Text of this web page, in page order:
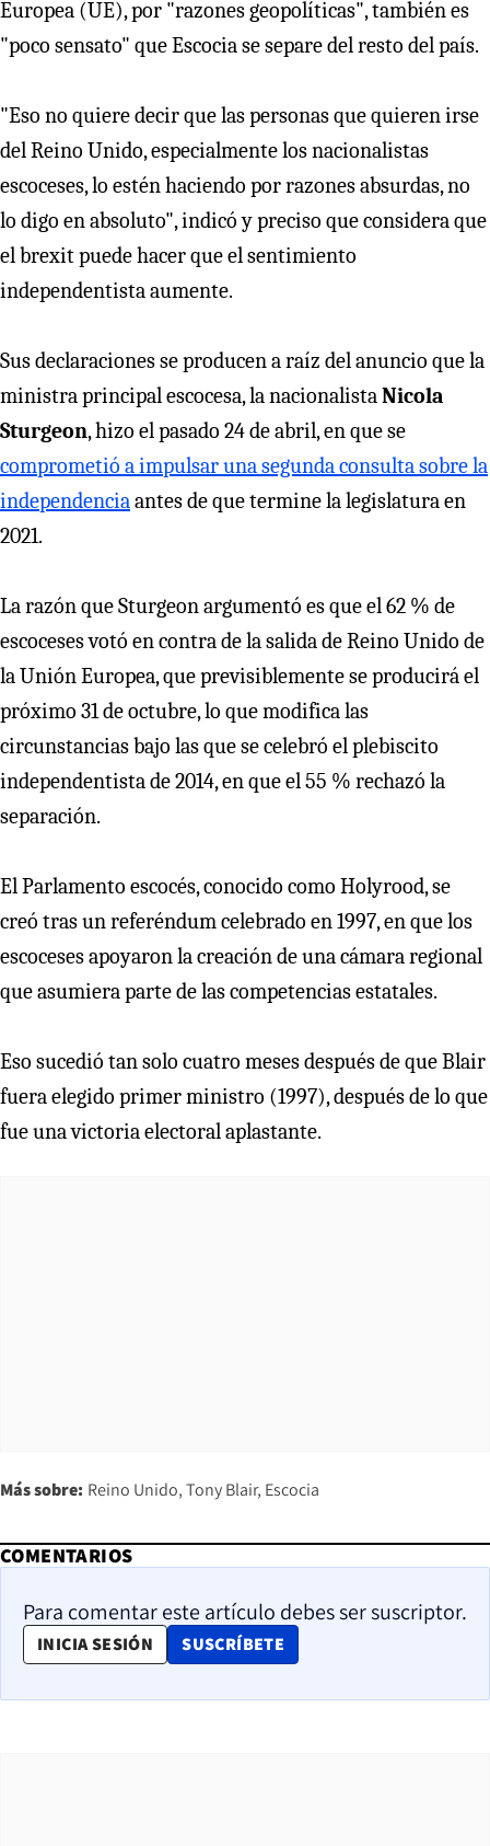
Europea (UE), por "razones geopolíticas", también es
"poco sensato" que Escocia se separe del resto del país.
"Eso no quiere decir que las personas que quieren irse
del Reino Unido, especialmente los nacionalistas
escoceses, lo estén haciendo por razones absurdas, no
lo digo en absoluto", indicó y preciso que considera que
el brexit puede hacer que el sentimiento
independentista aumente.
Sus declaraciones se producen a raíz del anuncio que la
ministra principal escocesa, la nacionalistaNicola
Sturgeon, hizo el pasado 24 de abril, en que se
comprometió a impulsar una segunda consulta sobre la
independenciaantes de que termine la legislatura en
2021.
La razón que Sturgeon argumentó es que el 62 % de
escoceses votó en contra de la salida de Reino Unido de
la Unión Europea, que previsiblemente se producirá el
próximo 31 de octubre, lo que modifica las
circunstancias bajo las que se celebró el plebiscito
independentista de 2014, en que el 55 % rechazó la
separación.
El Parlamento escocés, conocido como Holyrood, se
creó tras un referéndum celebrado en 1997, en que los
escoceses apoyaron la creación de una cámara regional
que asumiera parte de las competencias estatales.
Eso sucedió tan solo cuatro meses después de que Blair
fuera elegido primer ministro (1997), después de lo que
fue una victoria electoral aplastante.
Más sobre: Reino Unido Tony Blair Escocia
COMENTARIOS
Para comentar este artículo debes ser suscriptor.
INICIA SESIÓN SUSCRÍBETE
OPENS IN NEW WINDOW